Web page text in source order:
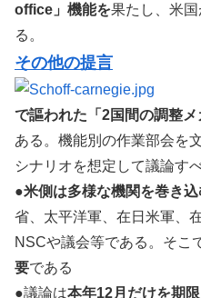
office」機能を果たし、米
る。
その他の提言
で謳われた「2国間の調整
ある。機能別の作業部会を
シナリオを想定して議論す
●米側は多様な機関を巻き
省、太平洋軍、在日米軍、
NSCや議会等である。そこ
要である
●議論は本年12月だけを期